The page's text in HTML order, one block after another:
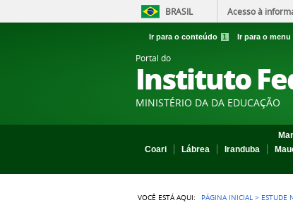
BRASIL Acesso à
Ir para o conteúdo 1 Ir para o menu
Portal do
Instituto
MINISTÉRIO DA DA EDUCAÇÃO
Coari
Lábrea Iranduba
VOCÊ ESTÁ AQUI: PÁGINA INICIAL > ESTUDE